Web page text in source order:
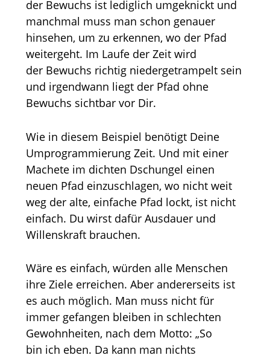
der Bewuchs ist lediglich umgeknickt und
manchmal muss man schon genauer
hinsehen, um zu erkennen, wo der Pfad
weitergeht. Im Laufe der Zeit wird
der Bewuchs richtig niedergetrampelt sein
und irgendwann liegt der Pfad ohne
Bewuchs sichtbar vor Dir.
Wie in diesem Beispiel benötigt Deine
Umprogrammierung Zeit. Und mit einer
Machete im dichten Dschungel einen
neuen Pfad einzuschlagen, wo nicht weit
weg der alte, einfache Pfad lockt, ist nicht
einfach. Du wirst dafür Ausdauer und
Willenskraft brauchen.
Wäre es einfach, würden alle Menschen
ihre Ziele erreichen. Aber andererseits ist
es auch möglich. Man muss nicht für
immer gefangen bleiben in schlechten
Gewohnheiten, nach dem Motto: „So
bin ich eben. Da kann man nichts